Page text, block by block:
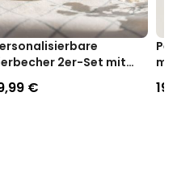
2er-Set mit
€